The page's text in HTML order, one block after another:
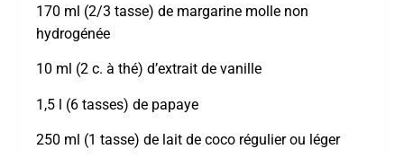
170 ml (2/3 tasse) de margarine molle non
hydrogénée
10 ml (2 c. à thé) d’extrait de vanille
1,5 l (6 tasses) de papaye
250 ml (1 tasse) de lait de coco régulier ou léger